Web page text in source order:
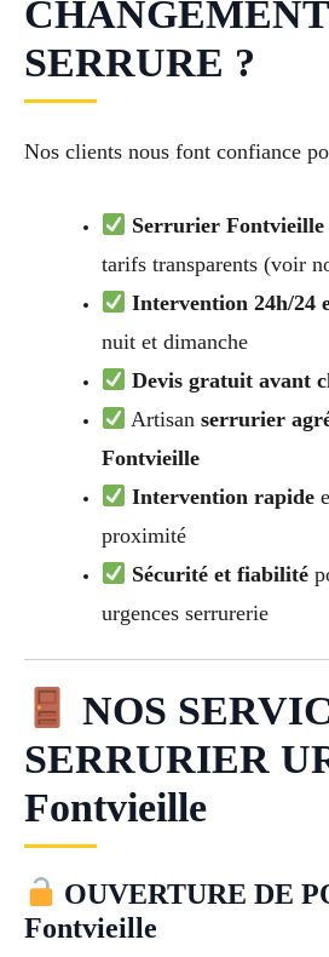
CHANGEMENT
SERRURE ?
Nos clients nous font confiance
Serrurier Fontvieille
tarifs transparents (voir
Intervention 24h/24
nuit et dimanche
Devis gratuit avant
Artisanserrurier
Fontvieille
Intervention rapide
proximité
Sécurité et fiabilité
urgences serrurerie
NOS
SERRURIER
Fontvieille
OUVERTURE DE
Fontvieille